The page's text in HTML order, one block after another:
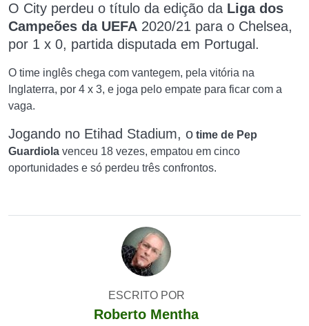
O City perdeu o título da edição da Liga dos
Campeões da UEFA 2020/21 para o Chelsea,
por 1 x 0, partida disputada em Portugal.
O time inglês chega com vantegem, pela vitória na
Inglaterra, por 4 x 3, e joga pelo empate para ficar com a
vaga.
Jogando no Etihad Stadium, o time de Pep
Guardiola venceu 18 vezes, empatou em cinco
oportunidades e só perdeu três confrontos.
ESCRITO POR
Roberto Mentha